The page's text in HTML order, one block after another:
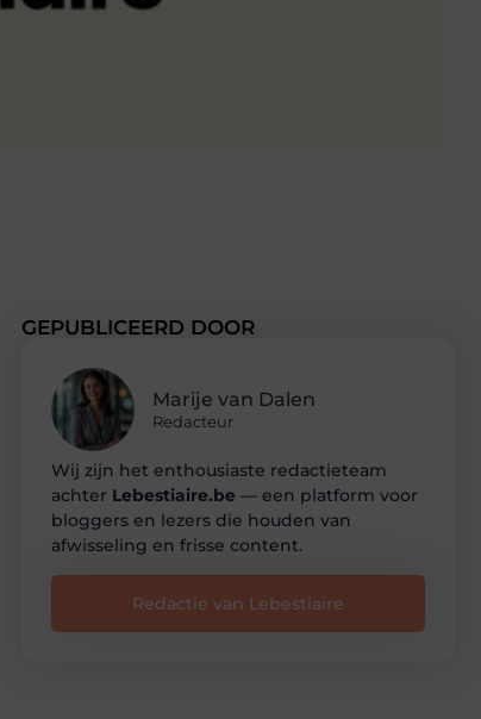
GEPUBLICEERD DOOR
Marije van Dalen
Redacteur
Wij zijn het enthousiaste redactieteam
achter Lebestiaire.be — een platform voor
bloggers en lezers die houden van
afwisseling en frisse content.
Redactie van Lebestiaire